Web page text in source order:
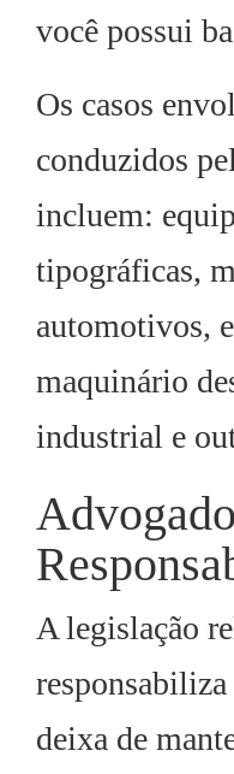
você possui
Os casos
conduzidos
incluem:
tipográficas,
automotivos,
maquinário
industrial e
A legislação
deixa de